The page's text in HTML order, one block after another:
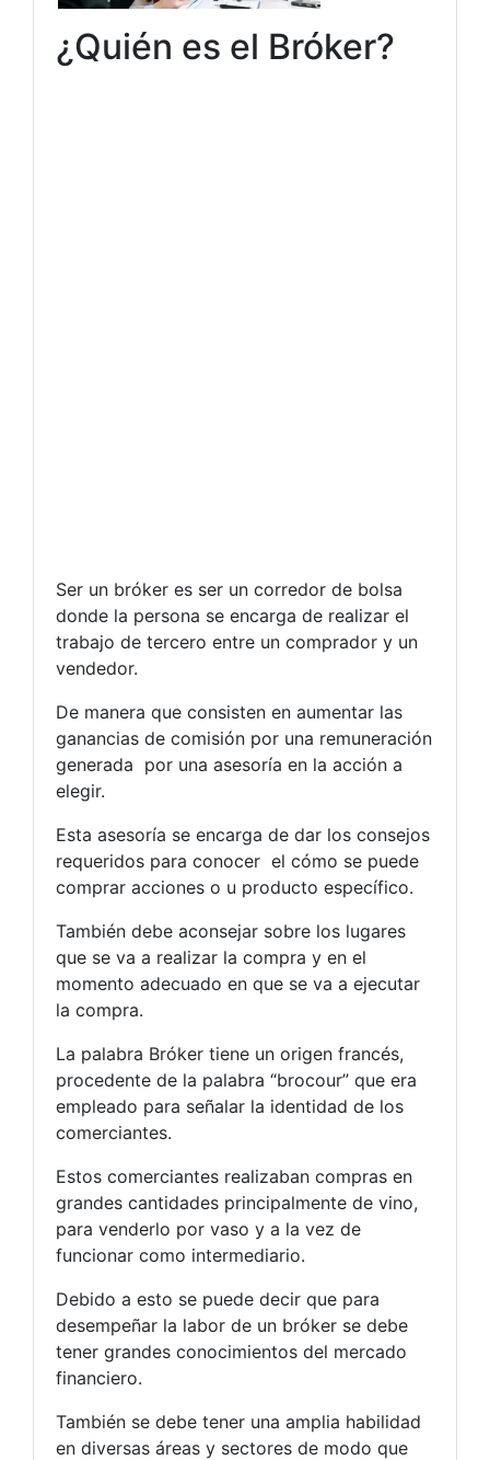
¿Quién es el Bróker?
Ser un bróker es ser un corredor de bolsa
donde la persona se encarga de realizar el
trabajo de tercero entre un comprador y un
vendedor.
De manera que consisten en aumentar las
ganancias de comisión por una remuneración
generada por una asesoría en la acción a
elegir.
Esta asesoría se encarga de dar los consejos
requeridos para conocer el cómo se puede
comprar acciones o u producto específico.
También debe aconsejar sobre los lugares
que se va a realizar la compra y en el
momento adecuado en que se va a ejecutar
la compra.
La palabra Bróker tiene un origen francés,
procedente de la palabra “brocour” que era
empleado para señalar la identidad de los
comerciantes.
Estos comerciantes realizaban compras en
grandes cantidades principalmente de vino,
para venderlo por vaso y a la vez de
funcionar como intermediario.
Debido a esto se puede decir que para
desempeñar la labor de un bróker se debe
tener grandes conocimientos del mercado
financiero.
También se debe tener una amplia habilidad
en diversas áreas y sectores de modo que